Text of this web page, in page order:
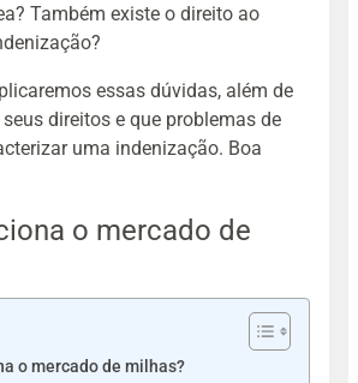
Também existe o direito ao
essas dúvidas, além de
direitos e que problemas de
uma indenização. Boa
o mercado de
o mercado de milhas?